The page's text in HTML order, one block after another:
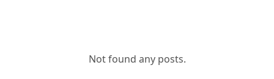
Not found any posts.